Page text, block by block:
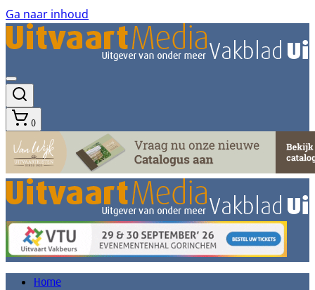
Ga naar inhoud
0
Home